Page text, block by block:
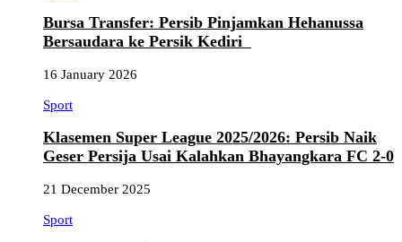
Bursa Transfer: Persib Pinjamkan Hehanussa
Bersaudara ke Persik Kediri
16 January 2026
Sport
Klasemen Super League 2025/2026: Persib Naik
Geser Persija Usai Kalahkan Bhayangkara FC 2-0
21 December 2025
Sport